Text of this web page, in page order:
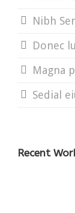
Nibh
Donec
Magna
Sedial
Recent